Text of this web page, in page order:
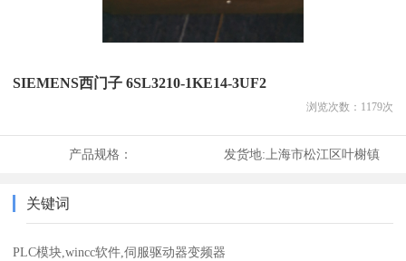
SIEMENS西门子 6SL3210-1KE14-3UF2
浏览次数： 1179次
产品规格： 发货地: 上海市松江区叶榭镇
关键词
PLC模块,wincc软件,伺服驱动器变频器